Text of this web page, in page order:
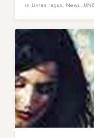
in Livres reçus, News,